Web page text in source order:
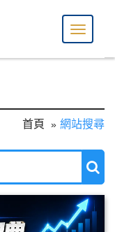
首頁 網站搜尋